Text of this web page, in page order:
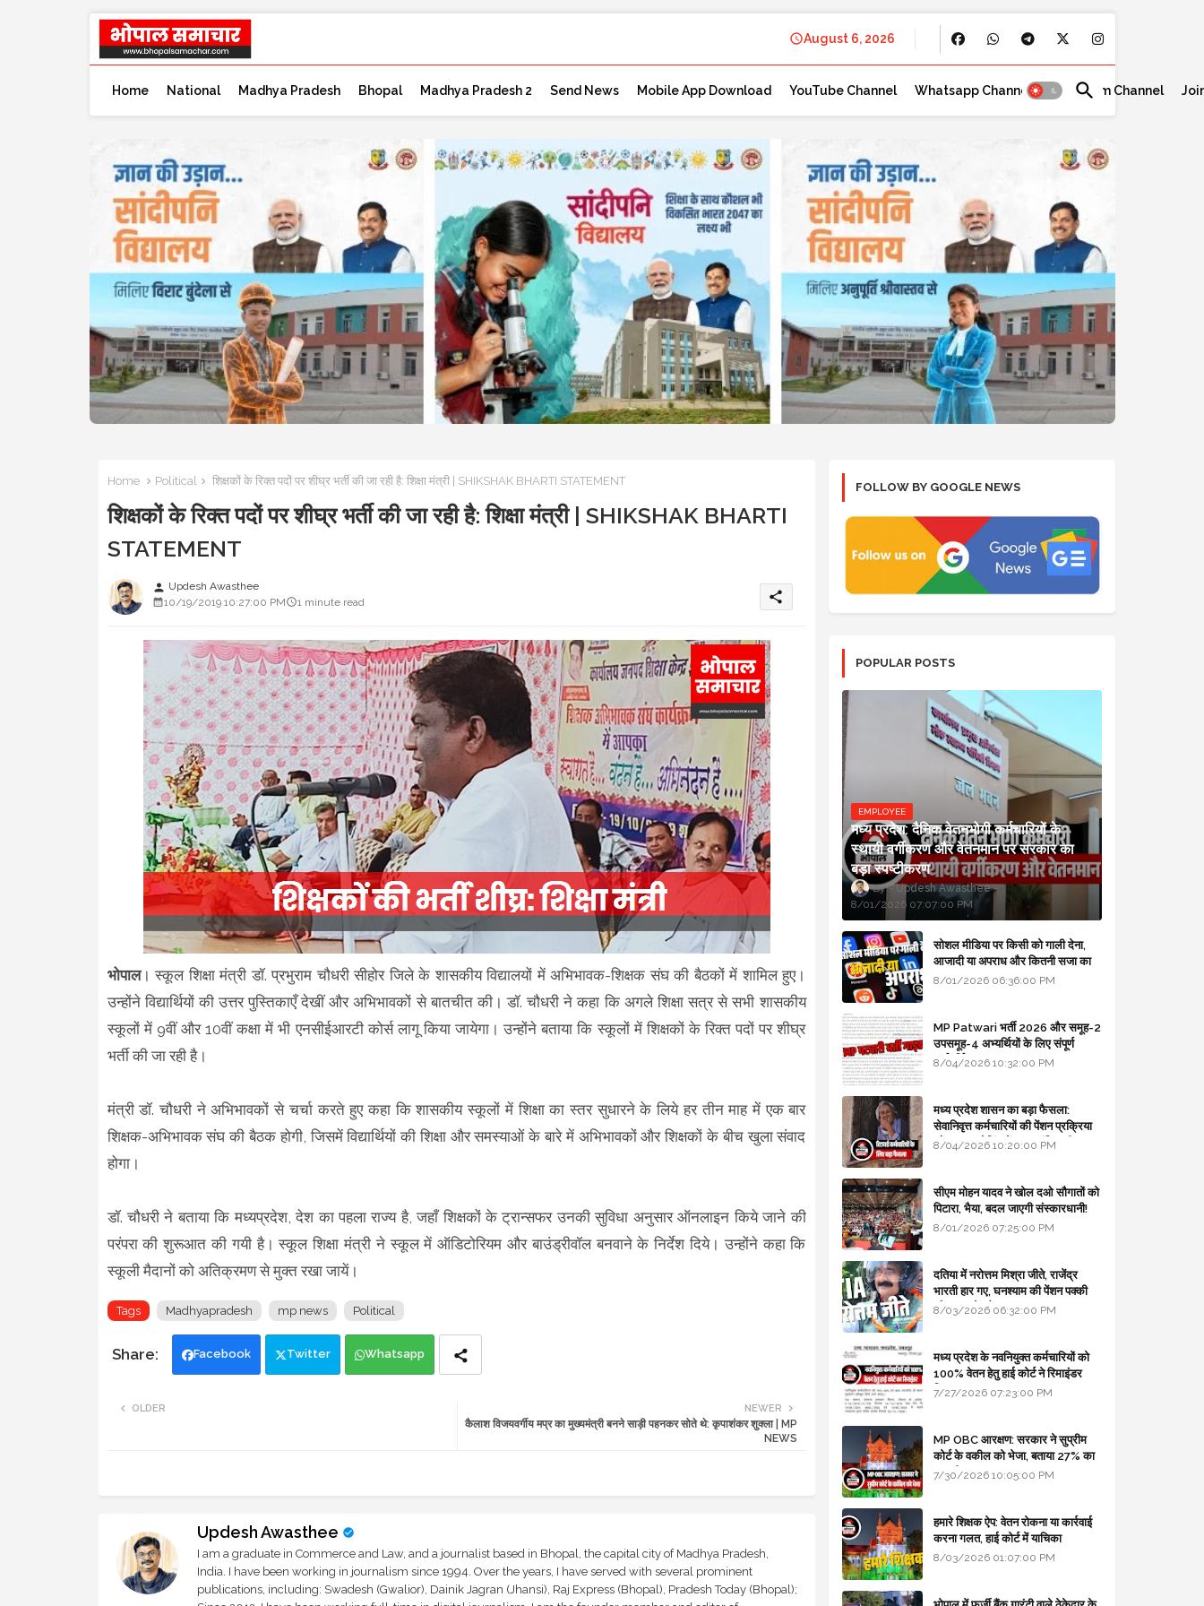
August 6, 2026
Home National Madhya Pradesh Bhopal Madhya Pradesh 2 Send News Mobile App Download YouTube Channel Whatsapp Channel Telegram Channel
Home Political शिक्षकों के रिक्त पदों पर शीघ्र भर्ती की जा रही है: शिक्षा मंत्री | SHIKSHAK BHARTI STATEMENT
शिक्षकों के रिक्त पदों पर शीघ्र भर्ती की जा रही है: शिक्षा मंत्री | SHIKSHAK BHARTI
STATEMENT
person Updesh Awasthee
10/19/2019 10:27:00 PM
1 minute read share
भोपाल। स्कूल शिक्षा मंत्री डॉ. प्रभुराम चौधरी सीहोर जिले के शासकीय विद्यालयों में अभिभावक-शिक्षक संघ की बैठकों में शामिल हुए।
उन्होंने विद्यार्थियों की उत्तर पुस्तिकाएँ देखीं और अभिभावकों से बातचीत की। डॉ. चौधरी ने कहा कि अगले शिक्षा सत्र से सभी शासकीय
स्कूलों में 9वीं और 10वीं कक्षा में भी एनसीईआरटी कोर्स लागू किया जायेगा। उन्होंने बताया कि स्कूलों में शिक्षकों के रिक्त पदों पर शीघ्र
भर्ती की जा रही है।
मंत्री डॉ. चौधरी ने अभिभावकों से चर्चा करते हुए कहा कि शासकीय स्कूलों में शिक्षा का स्तर सुधारने के लिये हर तीन माह में एक बार
शिक्षक-अभिभावक संघ की बैठक होगी, जिसमें विद्यार्थियों की शिक्षा और समस्याओं के बारे में अभिभावकों और शिक्षकों के बीच खुला संवाद
होगा।
डॉ. चौधरी ने बताया कि मध्यप्रदेश, देश का पहला राज्य है, जहाँ शिक्षकों के ट्रान्सफर उनकी सुविधा अनुसार ऑनलाइन किये जाने की
परंपरा की शुरूआत की गयी है। स्कूल शिक्षा मंत्री ने स्कूल में ऑडिटोरियम और बाउंड्रीवॉल बनवाने के निर्देश दिये। उन्होंने कहा कि
स्कूली मैदानों को अतिक्रमण से मुक्त रखा जायें।
Tags Madhyapradesh mp news Political
Facebook Twitter Whatsapp
NEWER
कैलाश विजयवर्गीय मप्र का मुख्यमंत्री बनने साड़ी पहनकर सोते थे: कृपाशंकर शुक्ला | MP
NEWS
OLDER
Updesh Awasthee
I am a graduate in Commerce and Law, and a journalist based in Bhopal, the capital city of Madhya Pradesh,
India. I have been working in journalism since 1994. Over the years, I have served with several prominent
publications, including: Swadesh (Gwalior), Dainik Jagran (Jhansi), Raj Express (Bhopal), Pradesh Today (Bhopal);
FOLLOW BY GOOGLE NEWS
POPULAR POSTS
EMPLOYEE
मध्य प्रदेश: दैनिक वेतनभोगी कर्मचारियों के
स्थायी वर्गीकरण और वेतनमान पर सरकार का
बड़ा स्पष्टीकरण
Updesh Awasthee
8/01/2026 07:07:00 PM
सोशल मीडिया पर किसी को गाली देना,
आजादी या अपराध और कितनी सजा का
प्रावधान - free legal advice
8/01/2026 06:36:00 PM
MP Patwari भर्ती 2026 और समूह-2
उपसमूह-4 अभ्यर्थियों के लिए संपूर्ण
मार्गदर्शिका
8/04/2026 10:32:00 PM
मध्य प्रदेश शासन का बड़ा फैसला:
सेवानिवृत्त कर्मचारियों की पेंशन प्रक्रिया
और बजट कोडिंग में हुए क्रांतिकारी
8/04/2026 10:20:00 PM
सीएम मोहन यादव ने खोल दओ सौगातों को
पिटारा, भैया, बदल जाएगी संस्कारधानी!
8/01/2026 07:25:00 PM
दतिया में नरोत्तम मिश्रा जीते, राजेंद्र
भारती हार गए, घनश्याम की पेंशन पक्की
और आशुतोष बैक टू...
8/03/2026 06:32:00 PM
मध्य प्रदेश के नवनियुक्त कर्मचारियों को
100% वेतन हेतु हाई कोर्ट ने रिमाइंडर
लिखा
7/27/2026 07:23:00 PM
MP OBC आरक्षण: सरकार ने सुप्रीम
कोर्ट के वकील को भेजा, बताया 27% का
कानूनी आधार
7/30/2026 10:05:00 PM
हमारे शिक्षक ऐप: वेतन रोकना या कार्रवाई
करना गलत, हाई कोर्ट में याचिका
8/03/2026 01:07:00 PM